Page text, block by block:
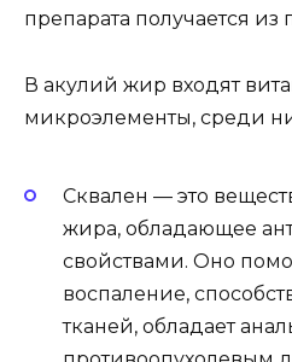
препарата получается из
В акулий жир входят
микроэлементы, среди
Сквален — это
жира, обладающее
свойствами. Оно
воспаление,
тканей, обладает